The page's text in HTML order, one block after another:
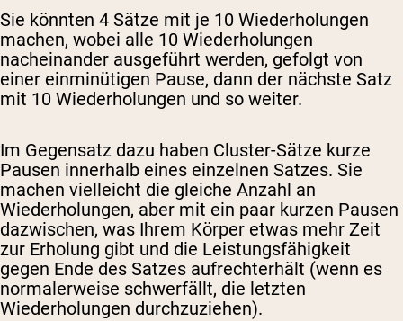
Sie könnten 4 Sätze mit je 10 Wiederholungen
machen, wobei alle 10 Wiederholungen
nacheinander ausgeführt werden, gefolgt von
einer einminütigen Pause, dann der nächste Satz
mit 10 Wiederholungen und so weiter.
Im Gegensatz dazu haben Cluster-Sätze kurze
Pausen innerhalb eines einzelnen Satzes. Sie
machen vielleicht die gleiche Anzahl an
Wiederholungen, aber mit ein paar kurzen Pausen
dazwischen, was Ihrem Körper etwas mehr Zeit
zur Erholung gibt und die Leistungsfähigkeit
gegen Ende des Satzes aufrechterhält (wenn es
normalerweise schwerfällt, die letzten
Wiederholungen durchzuziehen).